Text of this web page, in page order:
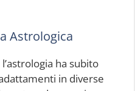
Astrologica
ha subito
in diverse